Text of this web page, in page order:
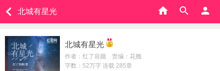
北城有星光
北城有星光
作者：红了容颜 责编：花翘
字数：52万字 连载 285章